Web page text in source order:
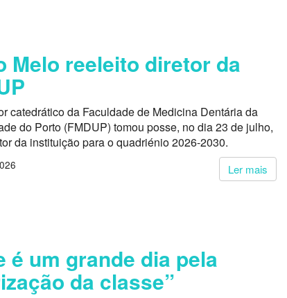
Melo reeleito diretor da
catedrático da Faculdade de Medicina Dentária da
do Porto (FMDUP) tomou posse, no dia 23 de julho,
da instituição para o quadriénio 2026-2030.
Ler mais
é um grande dia pela
da classe”